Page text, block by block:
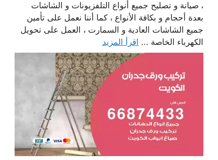
، صيانة و تصليح جميع أنواع التلفزيونات و الشاشات
بعدة أحجام و بكافة الأنواع ، كما أننا نعمل على تأمين
جميع الشاشات العادية و السمارت ، العمل على تحويل
الكهرباء الخاصة ... اقرأ المزيد